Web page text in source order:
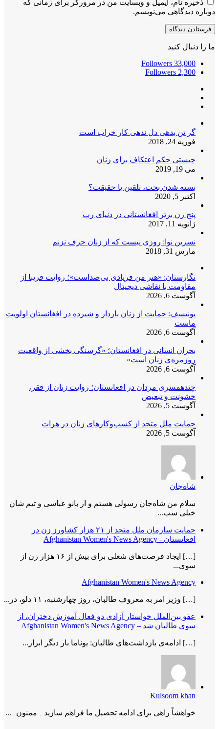
ذخیره نام، ایمیل و وبسایت من در مرورگر برای زمانی که
دوباره دیدگاهی می‌نویسم.
ما را دنبال کنید
33,000
Followers
2,300
Followers
گر تن بدهی دل ندهی کار خراب است
فوریه 24, 2018
چیستی حکم اعتکاف برای زنان
می 19, 2019
بسته شدن بخت، تلقین یا حقیقت؟
اکتبر 5, 2020
پنج زن برتر افغانستانی در دنیای رپ
ژانویه 11, 2017
نسرین نوا: روزی نیست که از زنان حرف نزنم
مارس 31, 2018
نگارستان: «هنر من فریادی بی‌صداست»؛ روایت فریبا از
مقاومت با نقاشی دیجیتال
آگوست 6, 2026
یونیسف: حمایت از زنان باردار و شیرده در افغانستان اولویت
ماست
آگوست 6, 2026
بحران انسانی در افغانستان؛ «گرسنگی بخشی از واقعیت
روزمره‌ی زنان است»
آگوست 6, 2026
چندهمسری مردان در افغانستان؛ روایت زنان از فقر،
خشونت و تبعیض
آگوست 5, 2026
حمایت ملل متحد از کسب‌وکارهای زنان در هرات
آگوست 5, 2026
شاه‌جان
سلام من شاه‌جان رسولی هستم و از بانو عباسی و تیم شان
خیلی سپ...
حمایت سازمان ملل متحد از ۲۱ هزار کشاورز زن در
افغانستان - Afghanistan Women's News Agency
[…] ایجاد فرصت‌های شغلی برای بیش از ۱۶ هزار زن از
سوی...
Afghanistan Women's News Agency
[…] وزیر امر به معروف طالبان، روز چهارشنبه، ۱۱ دلو، در...
عفو بین‌الملل خواستار آزادی دو فعال آموزش دختران، از
سوی طالبان شد – Afghanistan Women's News Agency
[…] ادامه‌ی بازداشت‌های طالبان: یوناما بار دیگر ابراز...
Kulsoom khan
خواھشاً راھی برای ادامه تحصیل ما فراھم سازید۔ ممنون۔...